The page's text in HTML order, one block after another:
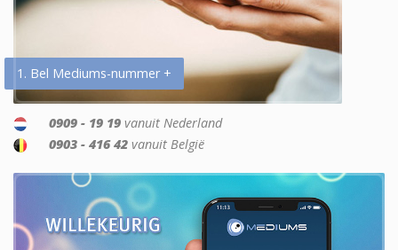
1. Bel Mediums-nummer +
0909 - 19 19 vanuit Nederland
0903 - 416 42 vanuit België